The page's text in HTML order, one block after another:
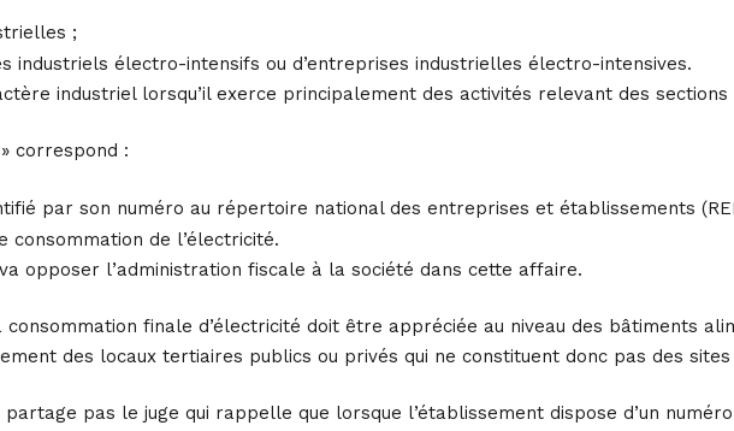
;
industriels électro-intensifs ou d’entreprises industrielles électro-intensives.
industriel lorsqu’il exerce principalement des activités relevant des sections
correspond :
par son numéro au répertoire national des entreprises et établissements
consommation de l’électricité.
opposer l’administration fiscale à la société dans cette affaire.
consommation finale d’électricité doit être appréciée au niveau des bâtiments
des locaux tertiaires publics ou privés qui ne constituent donc pas des
pas le juge qui rappelle que lorsque l’établissement dispose d’un